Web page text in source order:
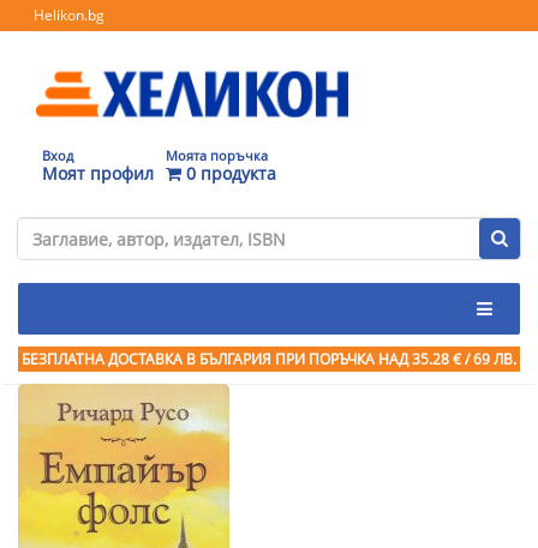
Helikon.bg
Вход
Моят профил
Моята поръчка
0 продукта
БЕЗПЛАТНА ДОСТАВКА В БЪЛГАРИЯ ПРИ ПОРЪЧКА НАД 35.28 € / 69 ЛВ.